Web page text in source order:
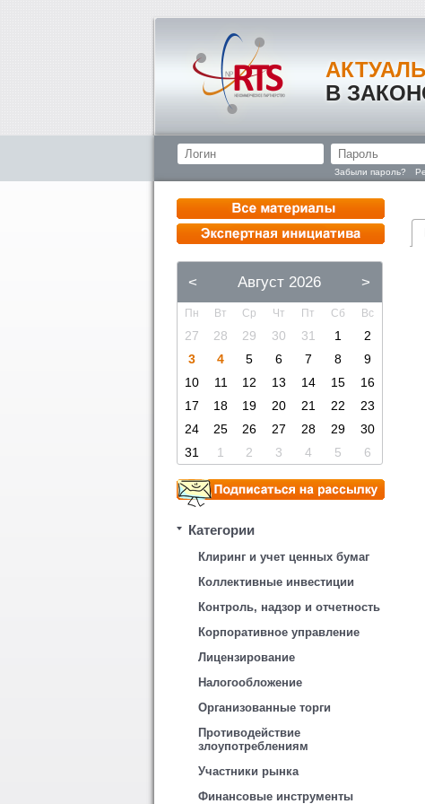
В
Забыли пароль?
< Август 2026 >
Пн Вт Ср Чт Пт Сб Вс
27 28 29 30 31 1
2
3
4 5 6 7 8
9
10
11 12 13 14 15
16
17
18 19 20 21 22
23
24
25 26 27 28 29
30
31
1 2 3 4 5 6
Категории
Клиринг и учет ценных бумаг
Коллективные инвестиции
Контроль, надзор и отчетность
Корпоративное управление
Лицензирование
Налогообложение
Организованные торги
Противодействие
злоупотреблениям
Участники рынка
Финансовые инструменты